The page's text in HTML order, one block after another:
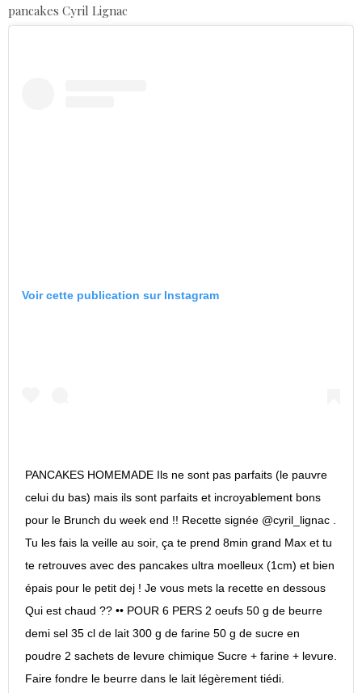
pancakes Cyril Lignac
Voir cette publication sur Instagram
PANCAKES HOMEMADE Ils ne sont pas parfaits (le pauvre
celui du bas) mais ils sont parfaits et incroyablement bons
pour le Brunch du week end !! Recette signée @cyril_lignac .
Tu les fais la veille au soir, ça te prend 8min grand Max et tu
te retrouves avec des pancakes ultra moelleux (1cm) et bien
épais pour le petit dej ! Je vous mets la recette en dessous
Qui est chaud ?? •• POUR 6 PERS 2 oeufs 50 g de beurre
demi sel 35 cl de lait 300 g de farine 50 g de sucre en
poudre 2 sachets de levure chimique Sucre + farine + levure.
Faire fondre le beurre dans le lait légèrement tiédi.